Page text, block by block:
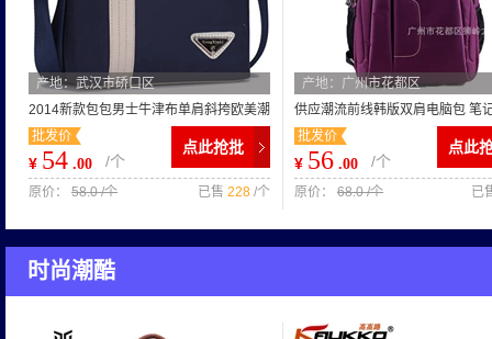
产地：武汉市硚口区
2014新款包包男士牛津布单肩斜挎欧美潮
包时尚休闲广州流行线男包
批发价
¥ 54 .00 /个
点此抢批
已售 228 /个
原价： 58.0 /个
产地：广州市花都区
供应潮流前线韩版双肩电脑包 笔
包 厂家电脑包低价批发
批发价
¥ 56 .00 /个
点此
已
原价： 68.0 /个
时尚潮酷